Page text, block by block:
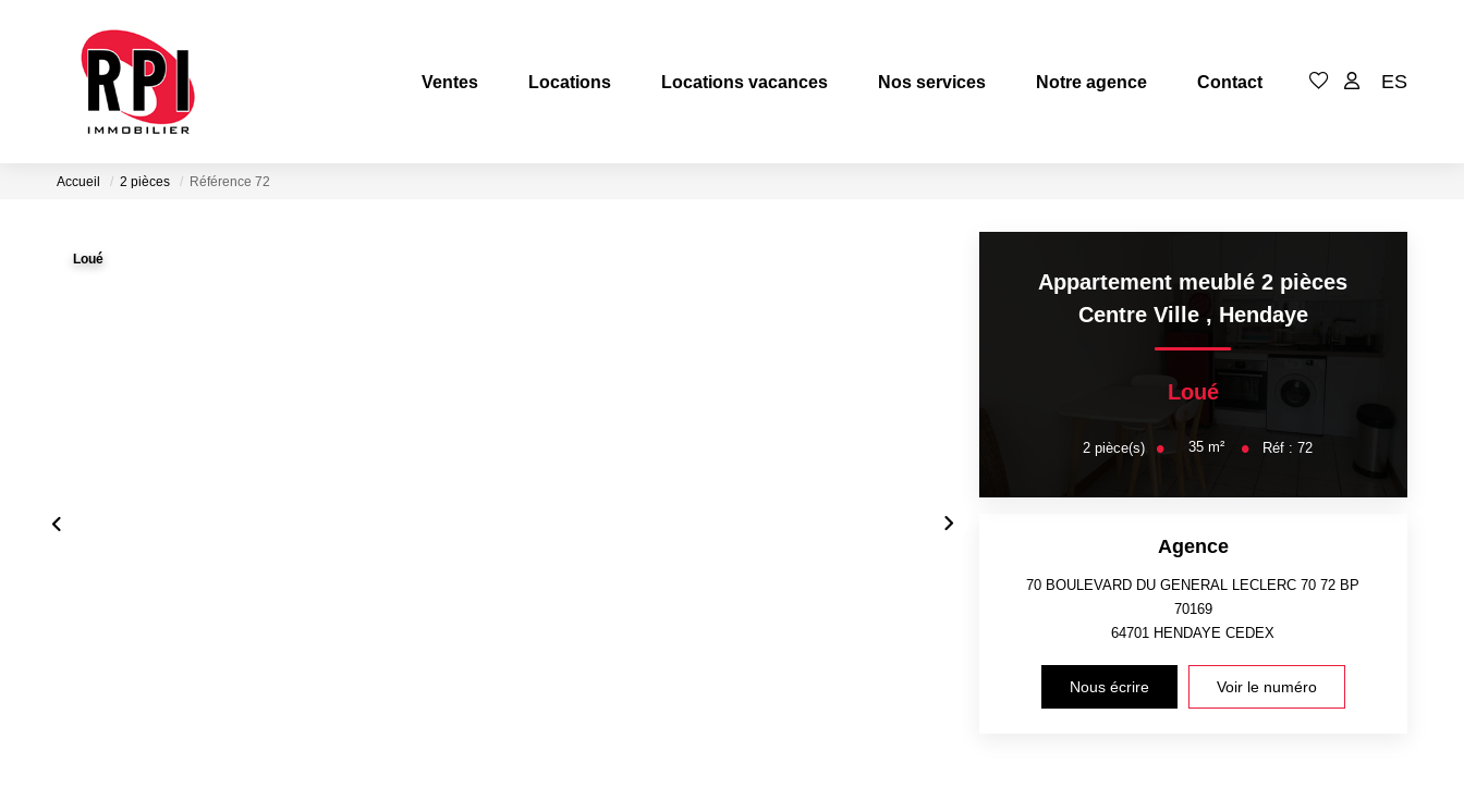
Ventes Locations Locations vacances Nos services Notre agence Contact ES
Accueil 2 pièces Référence 72
Loué
Appartement meublé 2 pièces
Centre Ville , Hendaye
Loué
2 pièce(s) 35 m² Réf : 72
Agence
70 BOULEVARD DU GENERAL LECLERC 70 72 BP
70169
64701 HENDAYE CEDEX
Nous écrire Voir le numéro